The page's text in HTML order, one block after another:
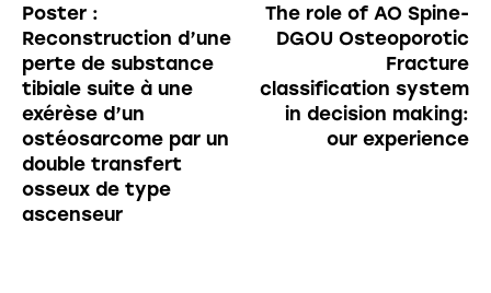
Poster :
Reconstruction d’une
perte de substance
tibiale suite à une
exérèse d’un
ostéosarcome par un
double transfert
osseux de type
ascenseur
The role of AO Spine-
DGOU Osteoporotic
Fracture
classification system
in decision making:
our experience